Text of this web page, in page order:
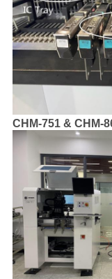
CHM-751 & CHM-